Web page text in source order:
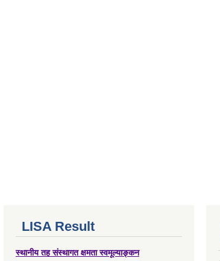
LISA Result
स्थानीय तह संस्थागत क्षमता स्वमूल्याङ्कन